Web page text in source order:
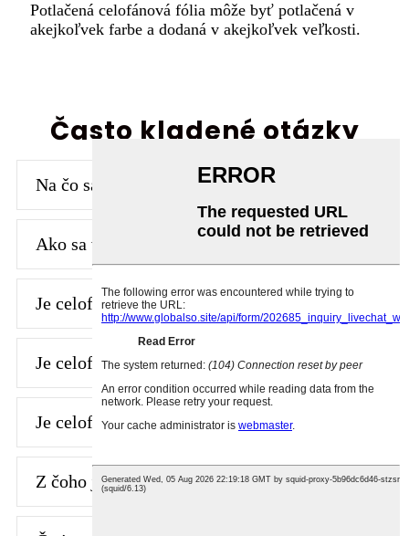
Potlačená celofánová fólia môže byť potlačená v
akejkoľvek farbe a dodaná v akejkoľvek veľkosti.
Často kladené otázky
Na čo sa používa celofán?
Ako sa vyrába celofánová fólia?
Je celofán a potravinová fólia to isté?
Je celofán termoplast?
Je celofán lepší ako plast?
Z čoho je vyrobený celofán?